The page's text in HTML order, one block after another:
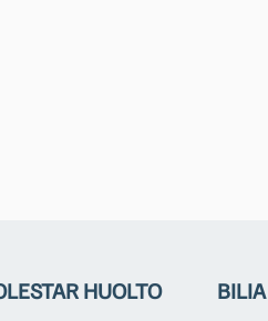
HUOLTO BILIA